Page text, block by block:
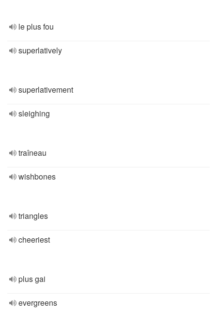
le plus fou
superlatively
superlativement
sleighing
traîneau
wishbones
triangles
cheeriest
plus gai
evergreens